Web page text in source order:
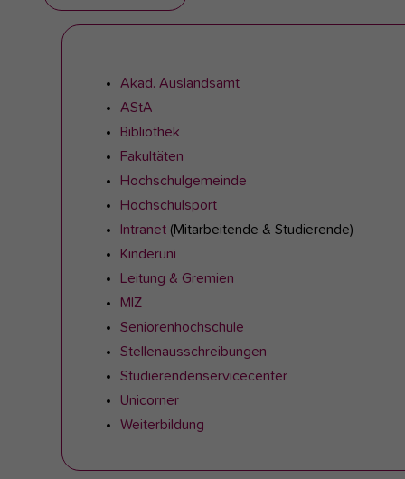
Akad. Auslandsamt
AStA
Bibliothek
Fakultäten
Hochschulgemeinde
Hochschulsport
Intranet (Mitarbeitende & Studierende)
Kinderuni
Leitung & Gremien
MIZ
Seniorenhochschule
Stellenausschreibungen
Studierendenservicecenter
Unicorner
Weiterbildung